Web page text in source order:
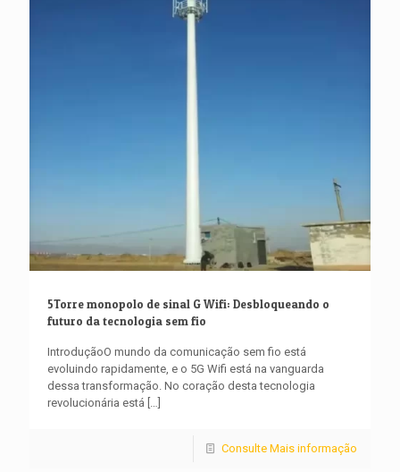
5Torre monopolo de sinal G Wifi: Desbloqueando o
futuro da tecnologia sem fio
IntroduçãoO mundo da comunicação sem fio está
evoluindo rapidamente, e o 5G Wifi está na vanguarda
dessa transformação. No coração desta tecnologia
revolucionária está […]
Consulte Mais informação